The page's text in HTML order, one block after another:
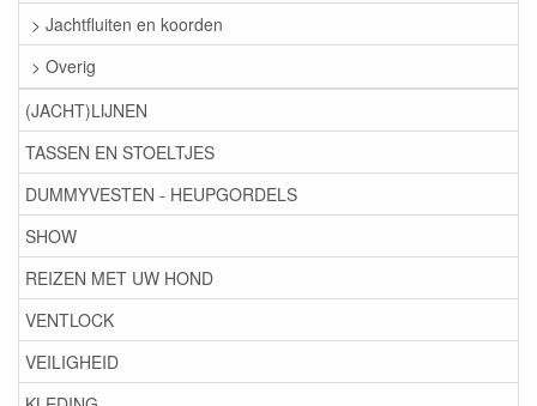
> Jachtfluiten en koorden
> Overig
(JACHT)LIJNEN
TASSEN EN STOELTJES
DUMMYVESTEN - HEUPGORDELS
SHOW
REIZEN MET UW HOND
VENTLOCK
VEILIGHEID